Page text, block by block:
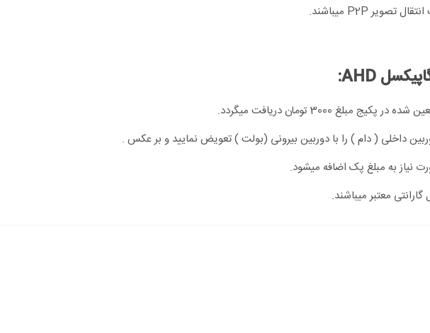
3000 تومان دریافت میگردد.
داخلی ( دام ) را با دوربین بیرونی (بولت ) تعویض نمایید و بر عکس .
نیاز به مبلغ پک اضافه میشود.
معتبر میباشند.